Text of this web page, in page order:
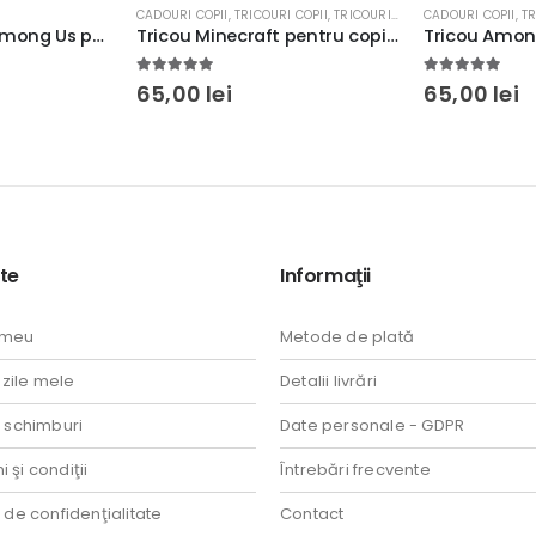
Tricou Minecraft pentru copii personalizat, rezistent la spălări, regular fit, bumbac 100%, culoare alb
CADOURI COPII,TRICOURI COPII,TRICOURI GAMING
Tricou Among Us pentru copii personalizat, rezistent la spălări, regular fit, bumbac 100%, culoare alb/negru, Model 2
5.00 out of 5
65,00 lei
CADOURI COPII,
0 out of 5
68,00 lei
mele
schimburi
şi condiţii
de confidenţialitate
Informaţii
Metode de plată
Detalii livrări
Date personale - GDPR
Întrebări frecvente
Contact